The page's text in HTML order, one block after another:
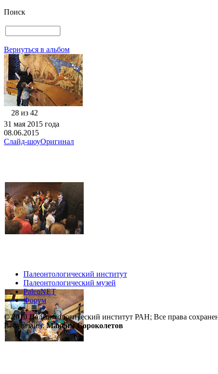
Поиск
Вернуться в альбом
28 из 42
31 мая 2015 года
08.06.2015
Слайд-шоуОригинал
Палеонтологический институт
Палеонтологический музей
PaleoNET
Форум
© 2010 Палеонтологический институт РАН; Все права
Веб-дизайн:Максим Сороколетов